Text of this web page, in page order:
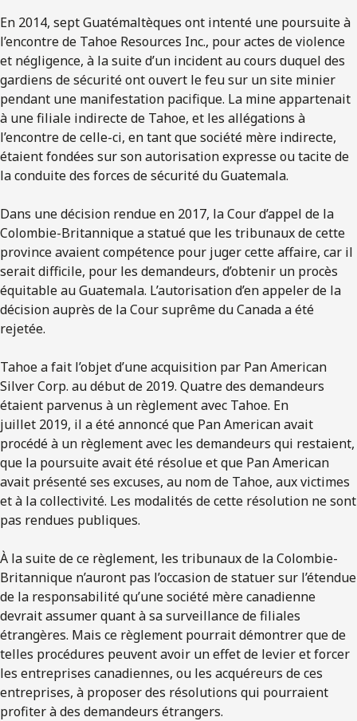
En 2014, sept Guatémaltèques ont intenté une poursuite à
l’encontre de Tahoe Resources Inc., pour actes de violence
et négligence, à la suite d’un incident au cours duquel des
gardiens de sécurité ont ouvert le feu sur un site minier
pendant une manifestation pacifique. La mine appartenait
à une filiale indirecte de Tahoe, et les allégations à
l’encontre de celle-ci, en tant que société mère indirecte,
étaient fondées sur son autorisation expresse ou tacite de
la conduite des forces de sécurité du Guatemala.
Dans une décision rendue en 2017, la Cour d’appel de la
Colombie-Britannique a statué que les tribunaux de cette
province avaient compétence pour juger cette affaire, car il
serait difficile, pour les demandeurs, d’obtenir un procès
équitable au Guatemala. L’autorisation d’en appeler de la
décision auprès de la Cour suprême du Canada a été
rejetée.
Tahoe a fait l’objet d’une acquisition par Pan American
Silver Corp. au début de 2019. Quatre des demandeurs
étaient parvenus à un règlement avec Tahoe. En
juillet 2019, il a été annoncé que Pan American avait
procédé à un règlement avec les demandeurs qui restaient,
que la poursuite avait été résolue et que Pan American
avait présenté ses excuses, au nom de Tahoe, aux victimes
et à la collectivité. Les modalités de cette résolution ne sont
pas rendues publiques.
À la suite de ce règlement, les tribunaux de la Colombie-
Britannique n’auront pas l’occasion de statuer sur l’étendue
de la responsabilité qu’une société mère canadienne
devrait assumer quant à sa surveillance de filiales
étrangères. Mais ce règlement pourrait démontrer que de
telles procédures peuvent avoir un effet de levier et forcer
les entreprises canadiennes, ou les acquéreurs de ces
entreprises, à proposer des résolutions qui pourraient
profiter à des demandeurs étrangers.